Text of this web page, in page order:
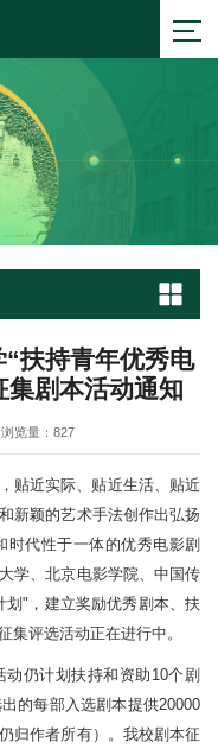
扶持青年优秀电
集剧本活动通知
浏览量： 827
贴近实际、贴近生活、贴近
新颖的艺术手法创作出弘扬
时代性于一体的优秀电影剧
学、北京电影学院、中国传
"，建立奖励优秀剧本、扶
集评选活动正在进行中。
仍计划扶持和资助10个剧
的每部入选剧本提供20000
归作者所有）。我校剧本征